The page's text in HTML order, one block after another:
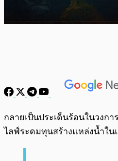
พร้อมเล่น
กลายเป็นประเด็นร้อนในวงก
ไลฟ์ระดมทุนสร้างแหล่งน้ำใ